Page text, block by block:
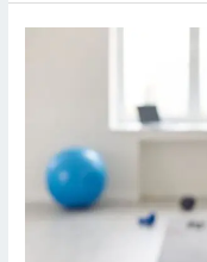
immunforsvaret
naturlig